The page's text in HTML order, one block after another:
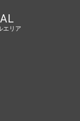
エリア